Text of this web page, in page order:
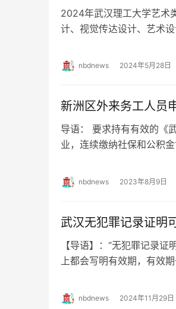
2024年武汉理工大学艺术
计、视觉传达设计、艺术
nbdnews 2024年5月28日
新洲区外来务工人员
导语： 要求持有有效的《
业，连续缴纳社保和公
nbdnews 2023年8月9日
武汉无犯罪记录证明
【导语】：“无犯罪记录
上都会写明有效期，有
nbdnews 2024年11月29日